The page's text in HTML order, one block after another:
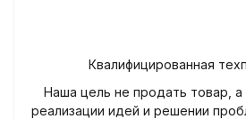
Квалифицированная
Наша цель не продать товар, а
реализации идей и решении